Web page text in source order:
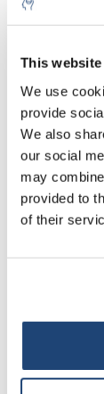
This
We use
provide
We also
our social
may
provided to
of their
GNE limitava
umane e
delle
farmaci
sialilazione
ingredienti
resa di
aumentando
glicoproteina
corpo umano,
ManNAc è
in cui la
Sign
our
your